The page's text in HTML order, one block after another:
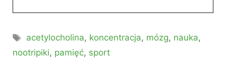
Tagi
acetylocholina, koncentracja, mózg, nauka,
nootripiki, pamięć, sport